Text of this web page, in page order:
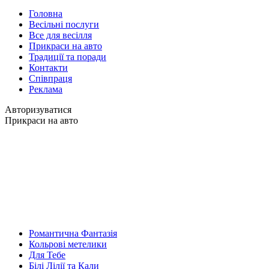
Головна
Весільні послуги
Все для весілля
Прикраси на авто
Традиції та поради
Контакти
Співпраця
Реклама
Авторизуватися
Прикраси на авто
Романтична Фантазія
Кольрові метелики
Для Тебе
Білі Лілії та Кали